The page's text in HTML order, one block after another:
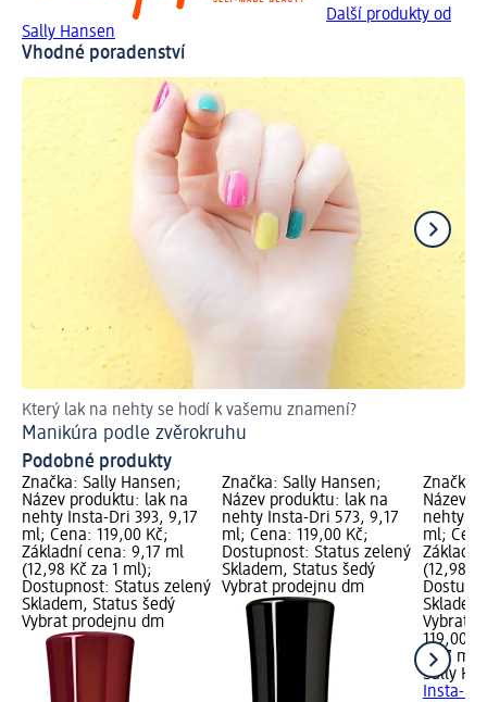
Další produkty od
Sally Hansen
Vhodné poradenství
Který lak na nehty se hodí k vašemu znamení?
Manikúra podle zvěrokruhu
Podobné produkty
Značka: Sally Hansen;
Název produktu: lak na
nehty Insta-Dri 393, 9,17
ml; Cena: 119,00 Kč;
Základní cena: 9,17 ml
(12,98 Kč za 1 ml);
Dostupnost: Status zelený
Skladem, Status šedý
Vybrat prodejnu dm
Značka: Sally Hansen;
Název produktu: lak na
nehty Insta-Dri 573, 9,17
ml; Cena: 119,00 Kč;
Dostupnost: Status zelený
Skladem, Status šedý
Vybrat prodejnu dm
Značka:
Název
nehty
ml;
(12,98
Vybrat
119,00
9,17 ml
Sally
Insta-